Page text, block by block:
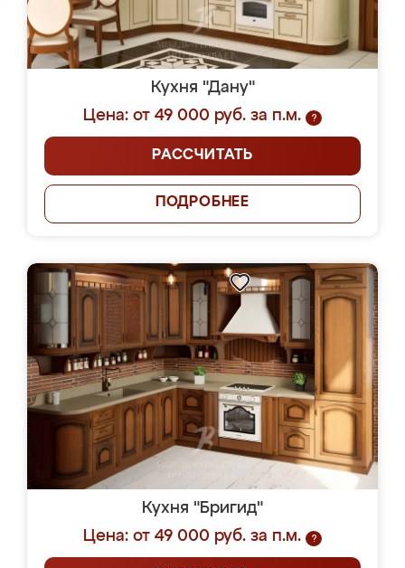
Кухня "Дану"
Цена: от 49 000 руб. за п.м.
?
РАССЧИТАТЬ
ПОДРОБНЕЕ
Кухня "Бригид"
Цена: от 49 000 руб. за п.м.
?